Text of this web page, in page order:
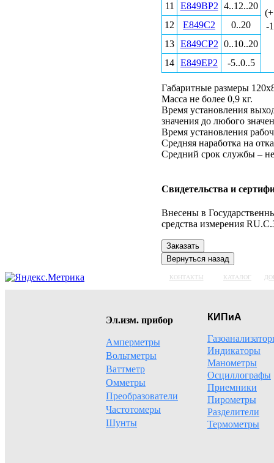
-
11
Е849ВР2 4..12..20
12
Е849С2
0..20
13 Е849СР2 0..10..20
14 Е849ЕР2 -5..0..5
Габаритные размеры
Масса не более 0,9 кг.
Время установления
значения до любого
Время установления
Средняя наработка на
Средний срок службы –
Свидетельства и
Внесены в
средства измерения
КОНТАКТЫ КАТАЛОГ
Эл.изм. прибор
Амперметры
Вольтметры
Ваттметр
Омметры
Преобразователи
Частотомеры
Шунты
КИПиА
Индикаторы
Манометры
Осциллографы
Приемники
Пирометры
Разделители
Термометры